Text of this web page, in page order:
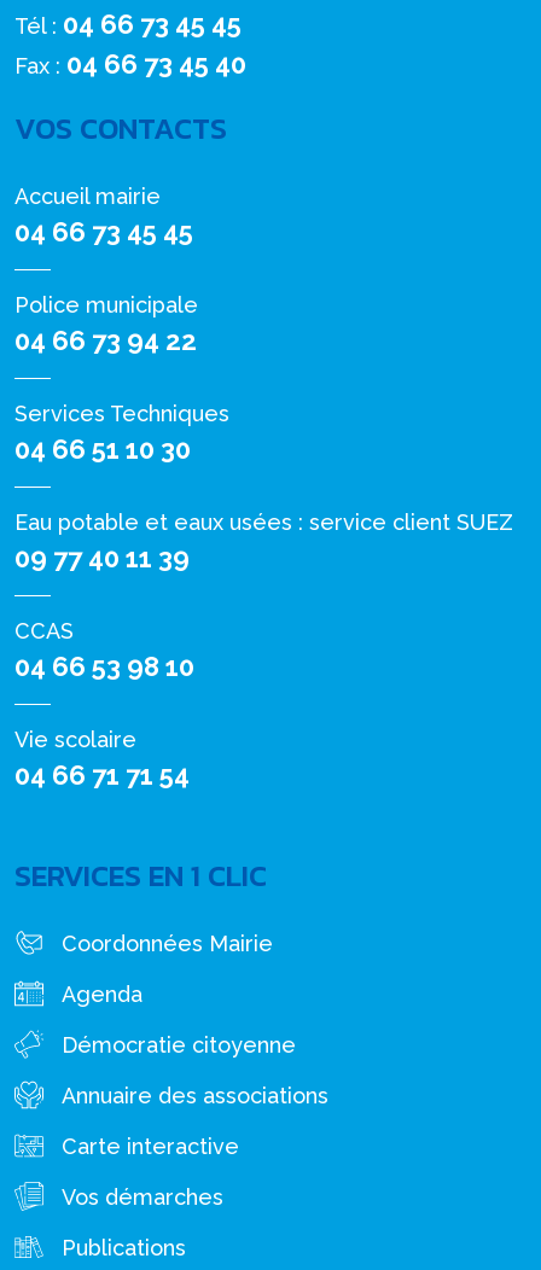
Tél : 04 66 73 45 45
Fax : 04 66 73 45 40
VOS CONTACTS
Accueil mairie
04 66 73 45 45
Police municipale
04 66 73 94 22
Services Techniques
04 66 51 10 30
Eau potable et eaux usées : service client SUEZ
09 77 40 11 39
CCAS
04 66 53 98 10
Vie scolaire
04 66 71 71 54
SERVICES EN 1 CLIC
Coordonnées Mairie
Agenda
Démocratie citoyenne
Annuaire des associations
Carte interactive
Vos démarches
Publications